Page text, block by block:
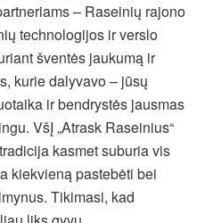
– Raseinių rajono
technologijos ir verslo
šventės jaukumą ir
kurie dalyvavo – jūsų
ir bendrystės jausmas
VšĮ „Atrask Raseinius“
kasmet suburia vis
kiekvieną pastebėti bei
Tikimasi, kad